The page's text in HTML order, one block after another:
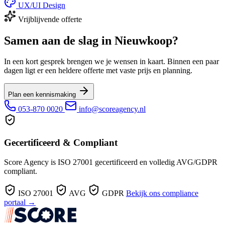
UX/UI Design
Vrijblijvende offerte
Samen aan de slag in Nieuwkoop?
In een kort gesprek brengen we je wensen in kaart. Binnen een paar
dagen ligt er een heldere offerte met vaste prijs en planning.
Plan een kennismaking
053-870 0020 info@scoreagency.nl
Gecertificeerd & Compliant
Score Agency is ISO 27001 gecertificeerd en volledig AVG/GDPR
compliant.
ISO 27001 AVG GDPR Bekijk ons compliance
portaal →